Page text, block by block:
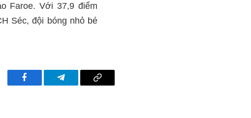
Faroe. Với 37,9 điểm
Séc, đội bóng nhỏ bé
Facebook Telegram Copy